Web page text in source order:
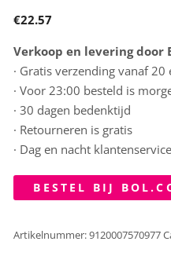
€22.57
Verkoop en levering door
· Gratis verzending vanaf 20
· Voor 23:00 besteld is
· 30 dagen bedenktijd
· Retourneren is gratis
· Dag en nacht klantenservice
BESTEL BIJ
Artikelnummer:9120007570977